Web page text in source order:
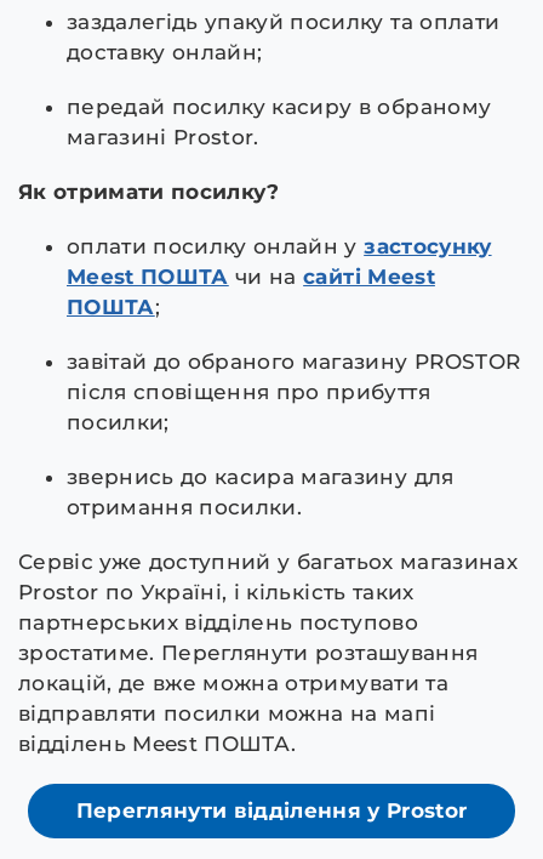
заздалегідь упакуй посилку та оплати
доставку онлайн;
передай посилку касиру в обраному
магазині Prostor.
Як отримати посилку?
оплати посилку онлайн узастосунку
Meest ПОШТА чи насайті Meest
ПОШТА;
завітай до обраного магазину PROSTOR
після сповіщення про прибуття
посилки;
звернись до касира магазину для
отримання посилки.
Сервіс уже доступний у багатьох магазинах
Prostor по Україні, і кількість таких
партнерських відділень поступово
зростатиме. Переглянути розташування
локацій, де вже можна отримувати та
відправляти посилки можна на мапі
відділень Meest ПОШТА.
Переглянути відділення у Prostor